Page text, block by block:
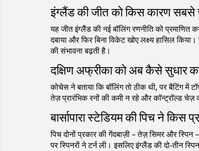
इंग्लैंड की जीत को किस कारण सबसे
यह जीत इंग्लैंड की नई बॉलिंग रणनीति को प्रमाणित
दबाया और फिर बिना विकेट खोए लक्ष्य हासिल
की संभावना बढ़ती है।
दक्षिण अफ्रीका को अब कैसे सुधार
कोचेस ने बताया कि बॉलिंग तो ठीक थी, पर बैटिंग में
तेज़ प्रारंभिक रनों की कमी न रहे और कॉन्ट्रॉल्ड चेज़
बार्सापारा स्टेडियम की पिच ने
पिच दोनों प्रकार की गेंदबाज़ी – तेज़ सिमर और
पर स्पिनरों ने टर्न ली। इसलिए इंग्लैंड की दो‑तीन